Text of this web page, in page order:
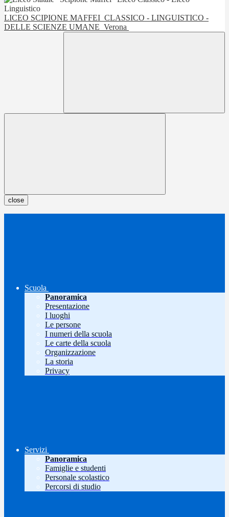
LICEO SCIPIONE MAFFEI CLASSICO - LINGUISTICO -
DELLE SCIENZE UMANE Verona
close
Scuola
Panoramica
Presentazione
I luoghi
Le persone
I numeri della scuola
Le carte della scuola
Organizzazione
La storia
Privacy
Servizi
Panoramica
Famiglie e studenti
Personale scolastico
Percorsi di studio